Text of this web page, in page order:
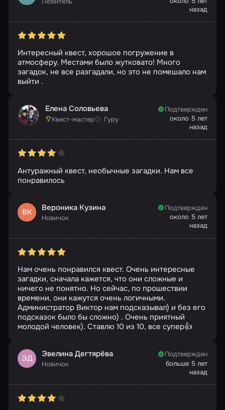
назад
Интересный квест, хорошое погружение в
атмосферу. Местами было жутковато! Много
загадок, не все разгадали, но это не помешало нам
выйти .
Елена Соловьева
Квест-мастер Гуру
Подтвержден
около 5 лет
назад
Антуражный квест, необычные загадки. Нам все
понравилось
ВК Вероника Кузина
Новичок
Подтвержден
около 5 лет
назад
Нам очень понравился квест. Очень интересные
загадки, сначала кажется, что они сложные и
ничего не понятно. Но сейчас, по прошествии
времени, они кажутся очень логичными.
Администратор Виктор нам подсказывал) и без его
подсказок было бы сложно) . Очень приятный
молодой человек). Ставлю 10 из 10, все супер👍
ЭД Эвелина Дегтярёва
Новичок
Подтвержден
больше 5 лет
назад